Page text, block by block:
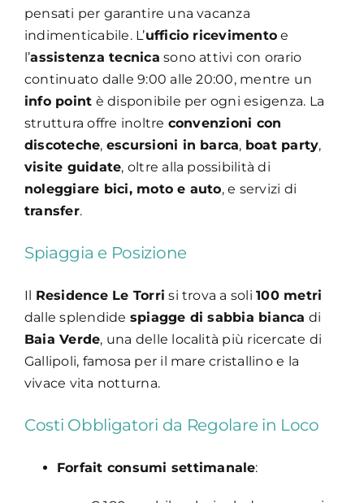
pensati per garantire una vacanza
indimenticabile. L’ufficio ricevimento e
l’assistenza tecnica sono attivi con orario
continuato dalle 9:00 alle 20:00, mentre un
info point è disponibile per ogni esigenza. La
struttura offre inoltre convenzioni con
discoteche, escursioni in barca, boat party,
visite guidate, oltre alla possibilità di
noleggiare bici, moto e auto, e servizi di
transfer.
Spiaggia e Posizione
Il Residence Le Torri si trova a soli100 metri
dalle splendide spiagge di sabbia bianca di
Baia Verde, una delle località più ricercate di
Gallipoli, famosa per il mare cristallino e la
vivace vita notturna.
Costi Obbligatori da Regolare in Loco
Forfait consumi settimanale: